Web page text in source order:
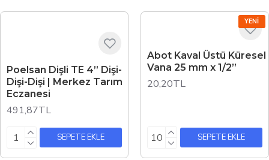
Poelsan Dişli TE 4” Dişi-
Dişi-Dişi | Merkez Tarım
Eczanesi
491,87TL
SEPETE EKLE
YENI
Abot Kaval Üstü Küresel
Vana 25 mm x 1/2”
20,20TL
SEPETE EKLE